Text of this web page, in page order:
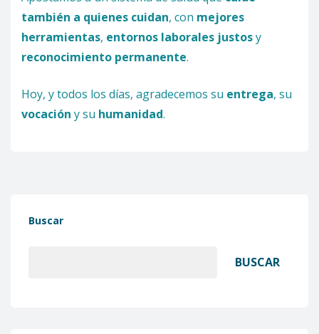
también a quienes cuidan, con mejores
herramientas, entornos laborales justosy
reconocimiento permanente.
Hoy, y todos los días, agradecemos su entrega, su
vocación y su humanidad.
Buscar
BUSCAR